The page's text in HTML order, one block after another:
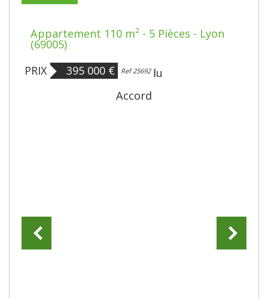
Appartement 110 m² - 5 Pièces - Lyon
(69005)
PRIX
395 000 € Ref 25692
Bien vendu
Accord